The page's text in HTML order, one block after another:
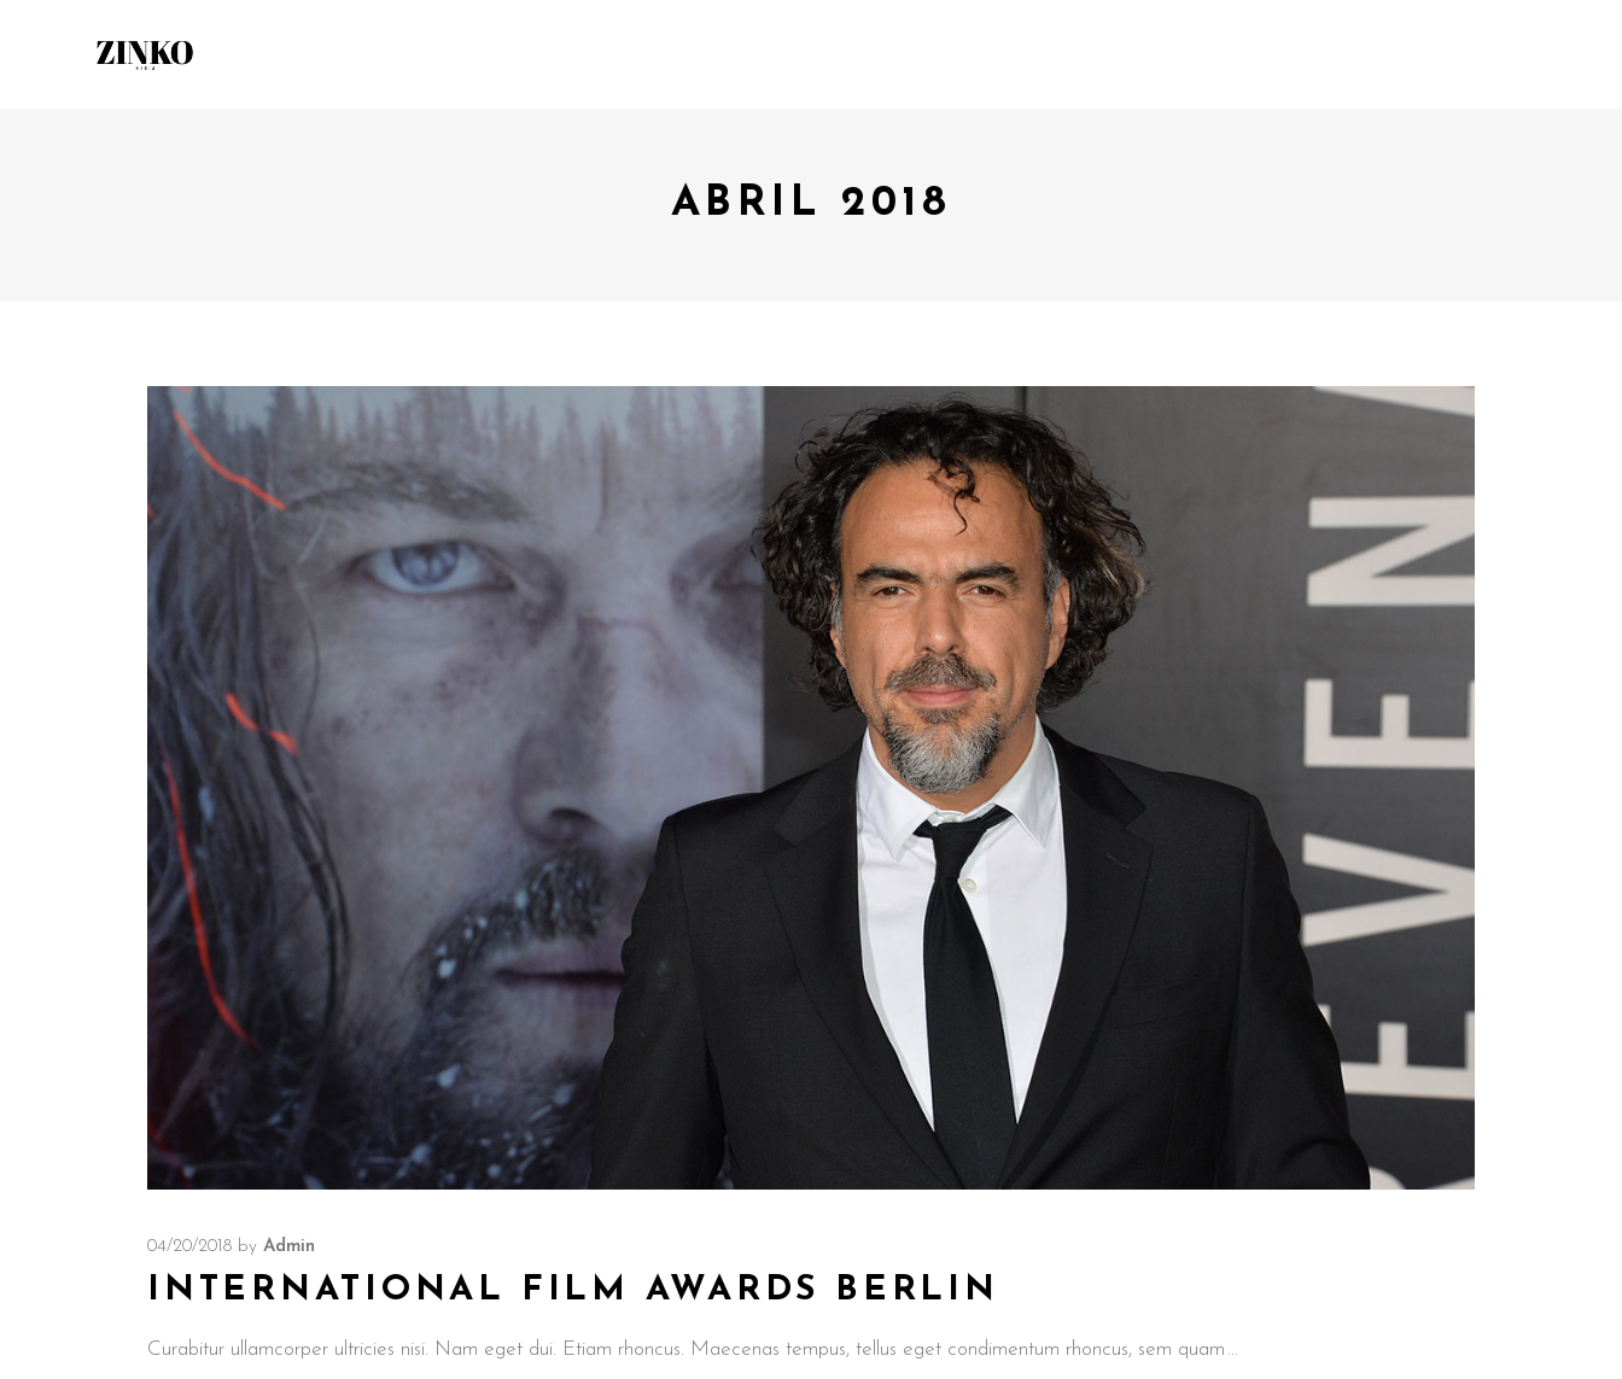
ABRIL 2018
04/20/2018 by Admin
INTERNATIONAL FILM AWARDS BERLIN
Curabitur ullamcorper ultricies nisi. Nam eget dui. Etiam rhoncus. Maecenas tempus, tellus eget condimentum rhoncus, sem quam